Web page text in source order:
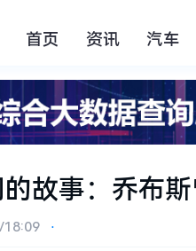
首页 资讯 汽车
故事：乔布
⋅